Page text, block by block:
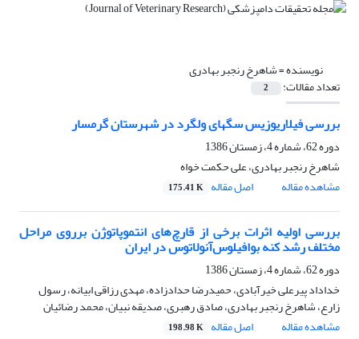
نویسنده =شاهرخ رنجبر بهادری
تعداد مقالات: 2
بررسی فیلاریوزیس سگهای ولگرد در شهرستان گرمسار
دوره 62، شماره 4، زمستان 1386
شاهرخ رنجبر بهادری، علی حکمت خواه
مشاهده مقاله
اصل مقاله 175.41 K
بررسی اولیه اثرات برخی از قارچ‌های انتموپاتوژن برروی مراحل
مختلف رشد کنه بوافیلوس‌آنولاتوس در ایران
دوره 62، شماره 4، زمستان 1386
خداداد پیرعلی خیرآبادی، حمیدرضا حدادزاده، مهدی رزاقی ابیانه، رسول
زارع، شاهرخ رنجبر بهادری، صادق رهبری، صدیقه نبیان، محمد رضائیان
مشاهده مقاله
اصل مقاله 198.98 K